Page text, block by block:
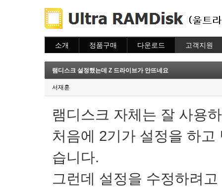
소개 정품구매
주문조회
이용안내
다운로드 고객지원
질문하기
램디스크 설정했는데 Z 드라이브가 안뜨네요
서재훈
램디스크 자체는 잘 사용
처음에 2기가 설정을 하
습니다.
그런데 설정을 수정하려